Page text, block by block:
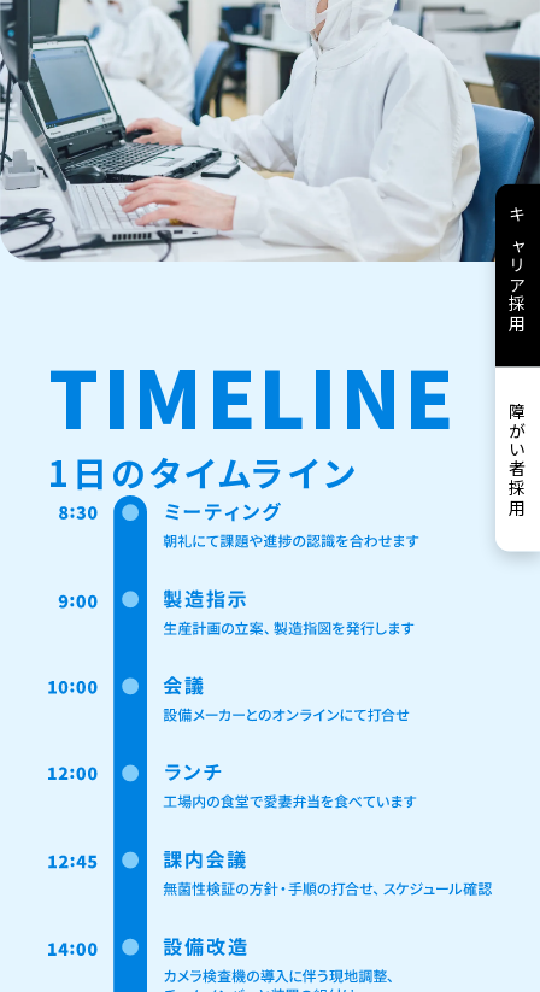
TIMELINE
1日のタイムライン
キャリア採用
障がい者採用